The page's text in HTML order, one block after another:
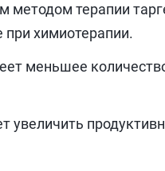
терапии
при химиотерапии.
меньшее